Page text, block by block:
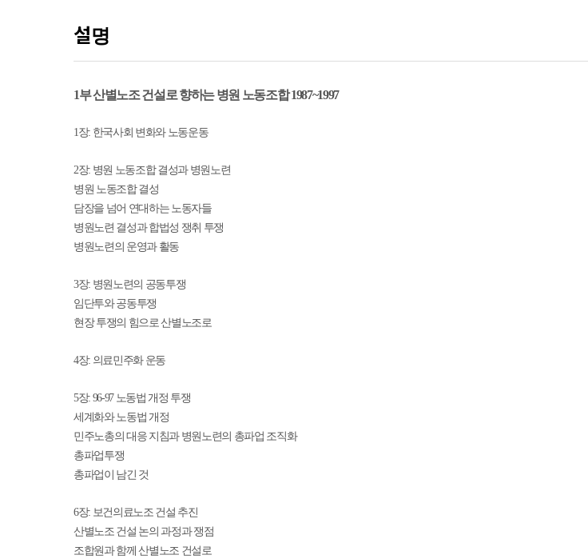
설명
1부 산별노조 건설로 향하는 병원 노동조합1987~1997
1장: 한국사회 변화와 노동운동
2장: 병원 노동조합 결성과 병원노련
병원 노동조합 결성
담장을 넘어 연대하는 노동자들
병원노련 결성과 합법성 쟁취 투쟁
병원노련의 운영과 활동
3장: 병원노련의 공동투쟁
임단투와 공동투쟁
현장 투쟁의 힘으로 산별노조로
4장: 의료민주화 운동
5장: 96-97 노동법 개정 투쟁
세계화와 노동법 개정
민주노총의 대응 지침과 병원노련의 총파업 조직화
총파업투쟁
총파업이 남긴 것
6장: 보건의료노조 건설 추진
산별노조 건설 논의 과정과 쟁점
조합원과 함께 산별노조 건설로